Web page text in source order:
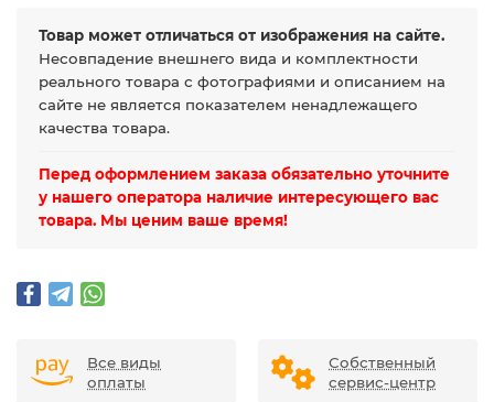
Товар может отличаться от изображения на сайте.
Несовпадение внешнего вида и комплектности
реального товара с фотографиями и описанием на
сайте не является показателем ненадлежащего
качества товара.
Перед оформлением заказа обязательно уточните
у нашего оператора наличие интересующего вас
товара. Мы ценим ваше время!
Все виды
оплаты
Собственный
сервис-центр